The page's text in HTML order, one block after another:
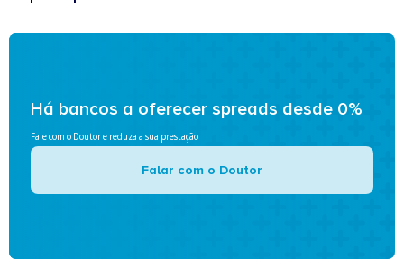
Há bancos a oferecer spreads desde 0%
Fale com o Doutor e reduza a sua prestação
Falar com o Doutor